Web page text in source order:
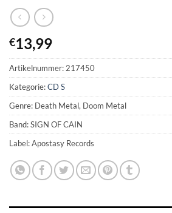
€13,99
Artikelnummer:217450
Kategorie:CD S
Genre: Death Metal, Doom Metal
Band: SIGN OF CAIN
Label: Apostasy Records